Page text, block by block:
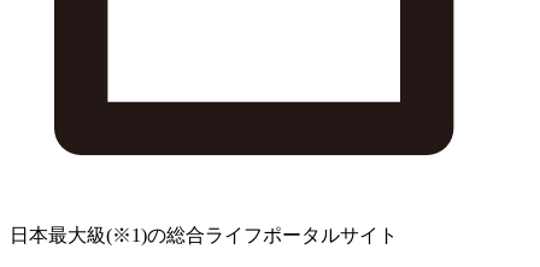
日本最大級(※1)の総合ライフポータルサイト